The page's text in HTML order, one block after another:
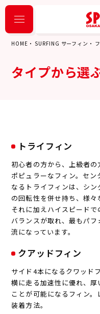
HOME SURFING サーフィン
タイプから選
トライフィン
初心者の方から、上級者
ポピュラーなフィン。セ
なるトライフィンは、シ
の回転性を併せ持ち、様々
それに加えハイスピード
バランスが取れ、最もパ
流になっています。
クアッドフィン
サイド4本になるクワッド
横に走る加速性に優れ、厚
ことが可能になるフィン
装着方法。